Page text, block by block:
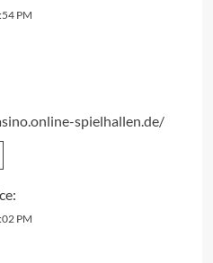
PM
spielhallen.de/
PM